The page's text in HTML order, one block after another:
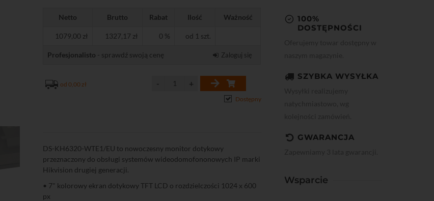
Netto Brutto Rabat Ilość Ważność
1079,00 zł 1327,17 zł 0 % od 1 szt.
Profesjonalisto - sprawdź swoją cenę Zaloguj się
od 0,00 zł
Dostępny
DS-KH6320-WTE1/EU to nowoczesny monitor dotykowy
przeznaczony do obsługi systemów wideodomofononowych IP marki
Hikvision drugiej generacji.
• 7" kolorowy ekran dotykowy TFT LCD o rozdzielczości 1024 x 600
px
100%
DOSTĘPNOŚCI
SZYBKA WYSYŁKA
GWARANCJA
Wsparcie